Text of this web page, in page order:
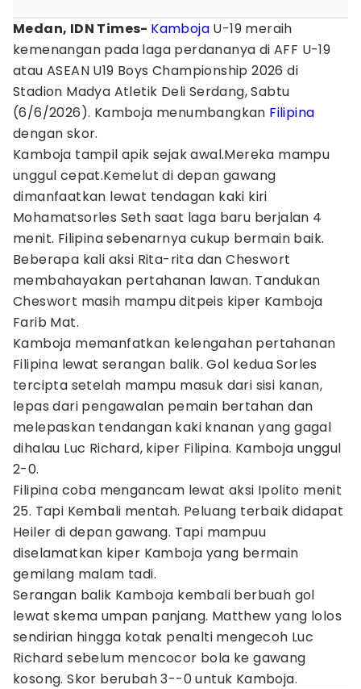
Medan, IDN Times- Kamboja U-19 meraih
kemenangan pada laga perdananya di AFF U-19
atau ASEAN U19 Boys Championship 2026 di
Stadion Madya Atletik Deli Serdang, Sabtu
(6/6/2026). Kamboja menumbangkan Filipina
dengan skor.
Kamboja tampil apik sejak awal.Mereka mampu
unggul cepat.Kemelut di depan gawang
dimanfaatkan lewat tendagan kaki kiri
Mohamatsorles Seth saat laga baru berjalan 4
menit. Filipina sebenarnya cukup bermain baik.
Beberapa kali aksi Rita-rita dan Cheswort
membahayakan pertahanan lawan. Tandukan
Cheswort masih mampu ditpeis kiper Kamboja
Farib Mat.
Kamboja memanfatkan kelengahan pertahanan
Filipina lewat serangan balik. Gol kedua Sorles
tercipta setelah mampu masuk dari sisi kanan,
lepas dari pengawalan pemain bertahan dan
melepaskan tendangan kaki knanan yang gagal
dihalau Luc Richard, kiper Filipina. Kamboja unggul
2-0.
Filipina coba mengancam lewat aksi Ipolito menit
25. Tapi Kembali mentah. Peluang terbaik didapat
Heiler di depan gawang. Tapi mampuu
diselamatkan kiper Kamboja yang bermain
gemilang malam tadi.
Serangan balik Kamboja kembali berbuah gol
lewat skema umpan panjang. Matthew yang lolos
sendirian hingga kotak penalti mengecoh Luc
Richard sebelum mencocor bola ke gawang
kosong. Skor berubah 3--0 untuk Kamboja.